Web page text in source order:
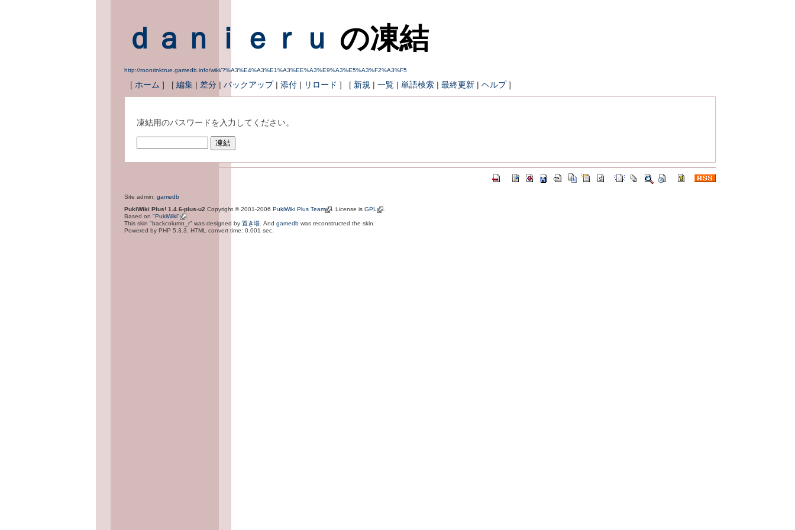
ｄａｎｉｅｒｕ の凍結
http://roonrinktrue.gamedb.info/wiki/?%A3%E4%A3%E1%A3%EE%A3%E9%A3%E5%A3%F2%A3%F5
[ ホーム ] [ 編集 | 差分 | バックアップ| 添付 | リロード ] [ 新規 | 一覧 | 単語検索 | 最終更新 | ヘルプ]
凍結用のパスワードを入力してください。
Site admin: gamedb
PukiWiki Plus! 1.4.6-plus-u2 Copyright © 2001-2006 PukiWiki Plus Team . License is GPL
Based on "PukiWiki"
This skin "backcolumn_r" was designed by 置き場 . And gamedb was reconstructed the skin.
Powered by PHP 5.3.3. HTML convert time: 0.001 sec.